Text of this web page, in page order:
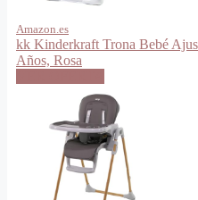
Amazon.es
kk Kinderkraft Trona Bebé
Años, Rosa